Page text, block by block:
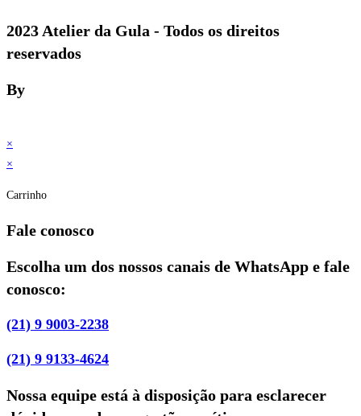
2023 Atelier da Gula - Todos os direitos
reservados
By
×
×
Carrinho
Fale conosco
Escolha um dos nossos canais de WhatsApp e fale
conosco:
(21) 9 9003-2238
(21) 9 9133-4624
Nossa equipe está à disposição para esclarecer